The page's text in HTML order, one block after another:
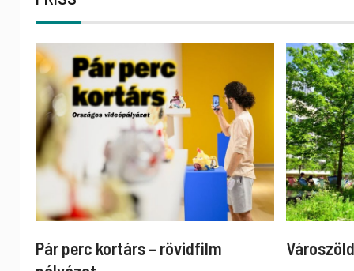
Pár perc kortárs – rövidfilm